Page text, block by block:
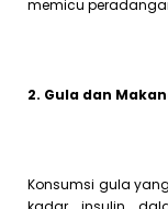
memicu
2. Gula dan
Konsumsi gula